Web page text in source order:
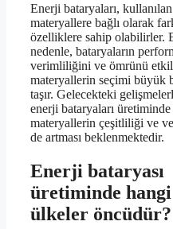
Enerji bataryaları, kullanılan
materyallere bağlı olarak
özelliklere sahip olabilirler.
nedenle, bataryaların
verimliliğini ve ömrünü
materyallerin seçimi büyük
taşır. Gelecekteki
enerji bataryaları
materyallerin çeşitliliği ve
de artması beklenmektedir.
Enerji bataryası
üretiminde hangi
ülkeler öncüdür?